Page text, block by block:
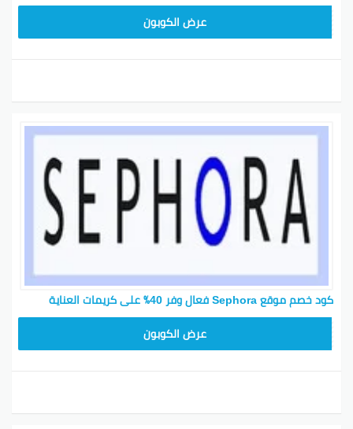
عرض الكوبون
كود خصم موقع Sephora فعال وفر 40٪ على كريمات العناية
عرض الكوبون